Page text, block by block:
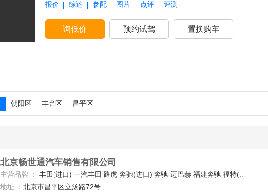
报价 综述 参配 图片 点评 评测
询低价 预约试驾 置换购车
朝阳区 丰台区 昌平区
北京畅世通汽车销售有限公司
主营品牌 ：
丰田(进口) 一汽丰田 路虎 奔驰(进口) 奔驰-迈巴赫 福建奔驰 福特(进口) 林肯 凯迪拉克(进口) 雷克萨斯 乔治巴顿 奥迪(进口) 阿斯顿-马丁 北京汽车 保时捷 宝马(进口) 巴博斯 菲斯科 大众(进口) 道奇(进口) 东南汽车 捷豹 奇瑞捷豹路虎 黄海 红旗 ALPINA 宝骏汽车 一汽奔腾 长安乘用车 北汽威旺 长城 北汽绅宝 宝沃汽车 北汽新能源 阿尔法.罗密欧 中兴 众泰 沃尔沃(进口) 特斯拉 南京依维柯 北汽银翔 中顺汽车 天津一汽 威兹曼 上海华普 讴歌 马自达(进口) 长安马自达 日产(进口) 长安福特 宝马M 一汽马自达 哈弗汽车 克莱斯勒 北京-戴克 金杯 比亚迪 广汽传祺 华晨中华 江淮汽车 现代(进口) 猎豹汽车 法拉利 道奇 Jeep 江铃福特 三菱(进口) 东南三菱 北京吉普 上汽荣威 一汽奥迪 BMW i 广汽丰田
地址 ： 北京市昌平区立汤路72号